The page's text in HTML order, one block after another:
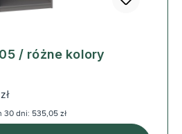
/ różne kolory
30 dni: 535,05 zł